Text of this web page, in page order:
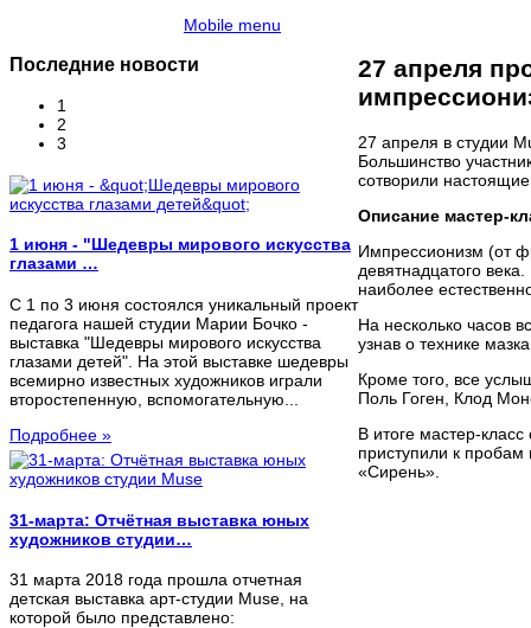
Mobile menu
Последние новости
1
2
3
1 июня - "Шедевры мирового искусства
глазами …
C 1 по 3 июня состоялся уникальный проект
педагога нашей студии Марии Бочко -
выставка "Шедевры мирового искусства
глазами детей". На этой выставке шедевры
всемирно известных художников играли
второстепенную, вспомогательную...
Подробнее »
31-марта: Отчётная выставка юных
художников студии…
31 марта 2018 года прошла отчетная
детская выставка арт-студии Muse, на
которой было представлено:
27 апреля
27 апреля в студии
Большинство
сотворили
Описание мастер-
Импрессионизм (от
девятнадцатого
наиболее
На несколько часов
узнав о технике
Кроме того, все
Поль Гоген, Клод
В итоге мастер-
приступили к пробам
«Сирень».